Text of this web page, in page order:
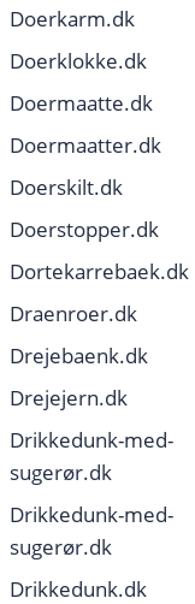
Doerkarm.dk
Doerklokke.dk
Doermaatte.dk
Doermaatter.dk
Doerskilt.dk
Doerstopper.dk
Dortekarrebaek.dk
Draenroer.dk
Drejebaenk.dk
Drejejern.dk
Drikkedunk-med-
sugerør.dk
Drikkedunk-med-
sugerør.dk
Drikkedunk.dk